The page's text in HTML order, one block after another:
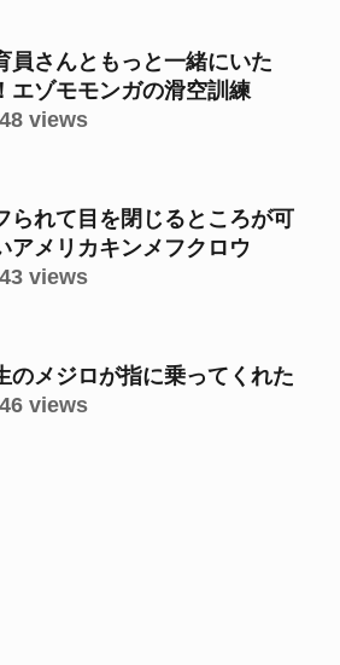
員さんともっと一緒にいた
エゾモモンガの滑空訓練
views
られて目を閉じるところが可
アメリカキンメフクロウ
views
のメジロが指に乗ってくれた
views